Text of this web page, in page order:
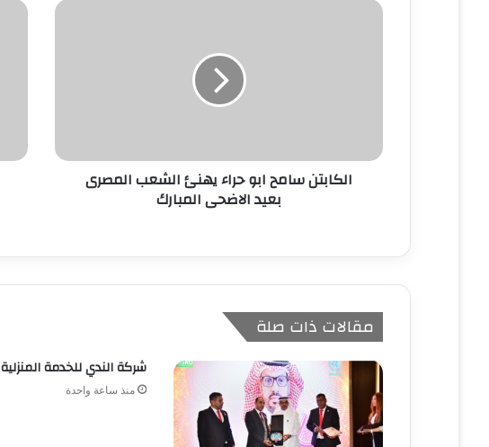
ا
الكابتن سامح ابو حراء يهنئ الشعب المصرى
بعيد الاضحى المبارك
مقالات ذات صلة
شركة الندي للخدمة المنزلية
منذ ساعة واحدة